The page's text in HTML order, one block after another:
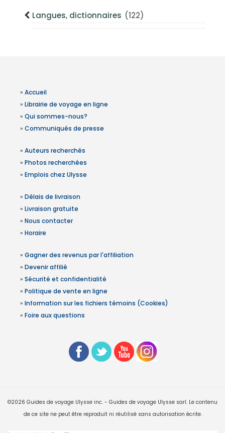
Langues, dictionnaires (122)
» Accueil
» Librairie de voyage en ligne
» Qui sommes-nous?
» Communiqués de presse
» Auteurs recherchés
» Photos recherchées
» Emplois chez Ulysse
» Délais de livraison
» Livraison gratuite
» Nous contacter
» Horaire
» Gagner des revenus par l'affiliation
» Devenir affilié
» Sécurité et confidentialité
» Politique de vente en ligne
» Information sur les fichiers témoins (Cookies)
» Foire aux questions
©2026 Guides de voyage Ulysse inc. - Guides de voyage Ulysse sarl. Le contenu
de ce site ne peut être reproduit ni réutilisé sans autorisation écrite.